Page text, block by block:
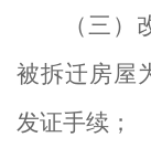
（三
被拆迁房屋
发证手续；